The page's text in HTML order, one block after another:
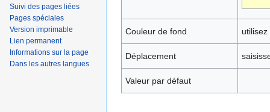
Couleur de fond
Déplacement
Valeur par défaut
Suivi des pages liées
Pages spéciales
Version imprimable
Lien permanent
Informations sur la page
Dans les autres langues